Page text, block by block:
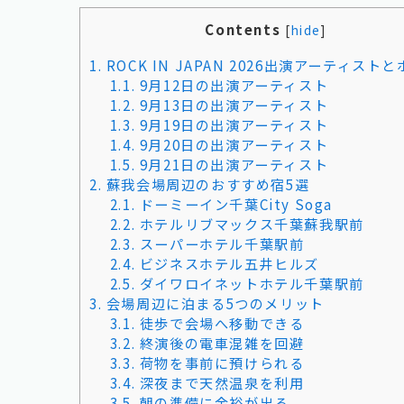
Contents [hide]
1. ROCK IN JAPAN 2026出演アーティストと
1.1. 9月12日の出演アーティスト
1.2. 9月13日の出演アーティスト
1.3. 9月19日の出演アーティスト
1.4. 9月20日の出演アーティスト
1.5. 9月21日の出演アーティスト
2. 蘇我会場周辺のおすすめ宿5選
2.1. ドーミーイン千葉City Soga
2.2. ホテルリブマックス千葉蘇我駅前
2.3. スーパーホテル千葉駅前
2.4. ビジネスホテル五井ヒルズ
2.5. ダイワロイネットホテル千葉駅前
3. 会場周辺に泊まる5つのメリット
3.1. 徒歩で会場へ移動できる
3.2. 終演後の電車混雑を回避
3.3. 荷物を事前に預けられる
3.4. 深夜まで天然温泉を利用